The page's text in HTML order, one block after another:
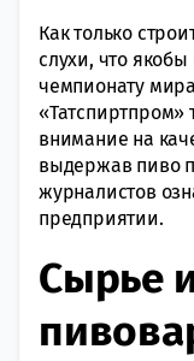
Как только
слухи, что якобы
чемпионату
«Татспиртпром»
внимание на
выдержав пиво
журналистов
предприятии.
Сырье